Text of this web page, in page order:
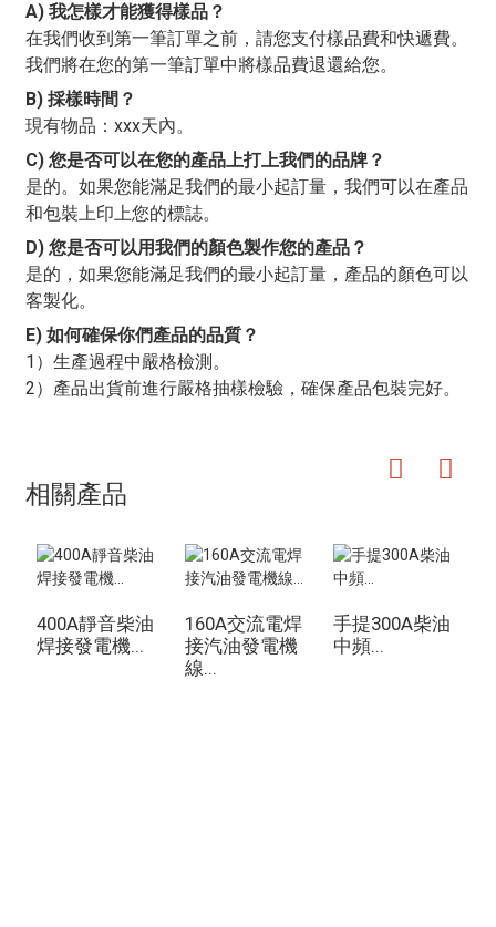
A) 我怎樣才能獲得樣品？
在我們收到第一筆訂單之前，請您支付樣品費和快遞費。
我們將在您的第一筆訂單中將樣品費退還給您。
B) 採樣時間？
現有物品：xxx天內。
C) 您是否可以在您的產品上打上我們的品牌？
是的。如果您能滿足我們的最小起訂量，我們可以在產品
和包裝上印上您的標誌。
D) 您是否可以用我們的顏色製作您的產品？
是的，如果您能滿足我們的最小起訂量，產品的顏色可以
客製化。
E) 如何確保你們產品的品質？
1）生產過程中嚴格檢測。
2）產品出貨前進行嚴格抽樣檢驗，確保產品包裝完好。
相關產品
400A靜音柴油
焊接發電機...
160A交流電焊
接汽油發電機
線...
手提300A柴油
中頻...